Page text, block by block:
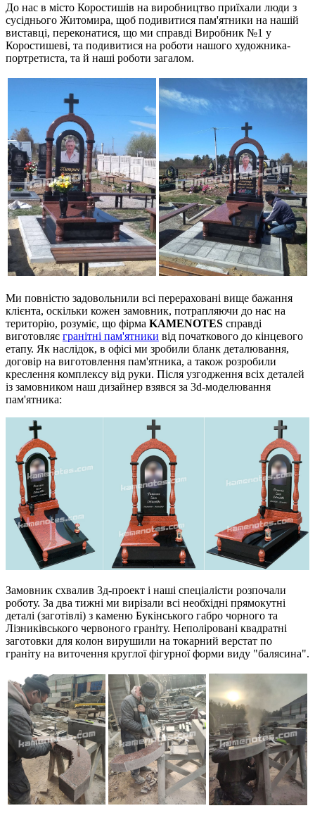
До нас в місто Коростишів на виробництво приїхали люди з
сусіднього Житомира, щоб подивитися пам'ятники на нашій
виставці, переконатися, що ми справді Виробник №1 у
Коростишеві, та подивитися на роботи нашого художника-
портретиста, та й наші роботи загалом.
Ми повністю задовольнили всі перераховані вище бажання
клієнта, оскільки кожен замовник, потрапляючи до нас на
територію, розуміє, що фірма KAMENOTES справді
виготовляє гранітні пам'ятники від початкового до кінцевого
етапу. Як наслідок, в офісі ми зробили бланк деталювання,
договір на виготовлення пам'ятника, а також розробили
креслення комплексу від руки. Після узгодження всіх деталей
із замовником наш дизайнер взявся за 3d-моделювання
пам'ятника:
Замовник схвалив 3д-проект і наші спеціалісти розпочали
роботу. За два тижні ми вирізали всі необхідні прямокутні
деталі (заготівлі) з каменю Букінського габро чорного та
Лізниківського червоного граніту. Неполіровані квадратні
заготовки для колон вирушили на токарний верстат по
граніту на виточення круглої фігурної форми виду "балясина".